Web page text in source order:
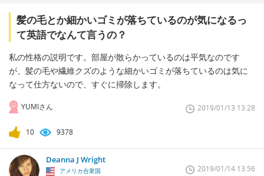
髪の毛とか細かいゴミが落ちているのが気になるっ
て英語でなんて言うの？
私の性格の説明です。部屋が散らかっているのは平気なのです
が、髪の毛や繊維クズのような細かいゴミが落ちているのは気に
なって仕方ないので、すぐに掃除します。
YUMIさん 2019/01/13 13:28
10 9378
Deanna J Wright
アメリカ合衆国 2019/01/14 13:56